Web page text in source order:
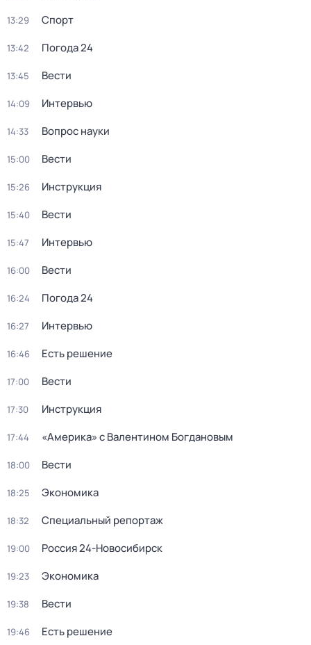
13:29 Спорт
13:42 Погода 24
13:45 Вести
14:09 Интервью
14:33 Вопрос науки
15:00 Вести
15:26 Инструкция
15:40 Вести
15:47 Интервью
16:00 Вести
16:24 Погода 24
16:27 Интервью
16:46 Есть решение
17:00 Вести
17:30 Инструкция
17:44 «Америка» с Валентином Богдановым
18:00 Вести
18:25 Экономика
18:32 Специальный репортаж
19:00 Россия 24-Новосибирск
19:23 Экономика
19:38 Вести
19:46 Есть решение